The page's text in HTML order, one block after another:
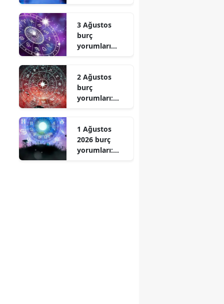
Değiştiriyor
3 Ağustos
burç
yorumları
başlangıç
zamanı
2 Ağustos
burç
yorumları:
1 Ağustos
2026 burç
yorumları: